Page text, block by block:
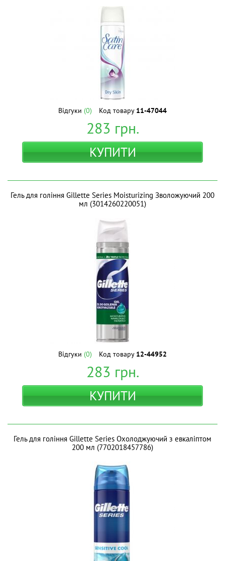
Відгуки (0) Код товару 11-47044
283 грн.
КУПИТИ
Гель для гоління Gillette Series Moisturizing Зволожуючий 200
мл (3014260220051)
Відгуки (0) Код товару 12-44952
283 грн.
КУПИТИ
Гель для гоління Gillette Series Охолоджуючий з евкаліптом
200 мл (7702018457786)